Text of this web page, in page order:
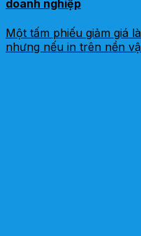
doanh nghiệp
Một tấm phiếu giảm giá
nhưng nếu in trên nền